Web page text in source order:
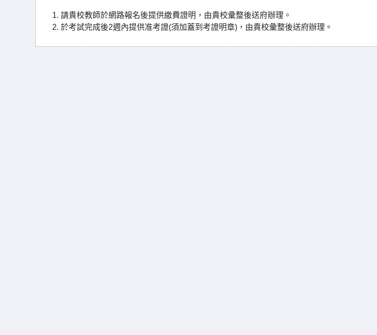
請貴校教師於網路報名後提供繳費證明，由貴校彙整後送府辦理。
於考試完成後2週內提供准考證(須加蓋到考證明章)，由貴校彙整後送府辦理。